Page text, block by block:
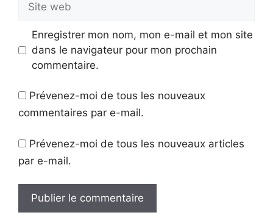
web
Enregistrer mon nom, mon e-mail et mon site
dans le navigateur pour mon prochain
commentaire.
Prévenez-moi de tous les nouveaux
commentaires par e-mail.
Prévenez-moi de tous les nouveaux articles
par e-mail.